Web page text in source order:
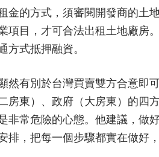
金的方式，須審閱開發商的土
項目，才可合法出租土地廠房
式抵押融資。
然有別於台灣買賣雙方合意即
房東）、政府（大房東）的四
非常危險的心態。他建議，做
排，把每一個步驟都實在做好